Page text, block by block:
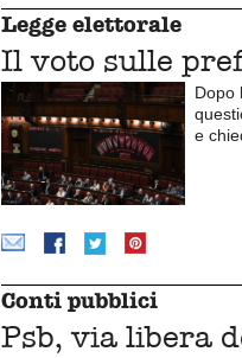
Legge elettorale
Il voto sulle
Dopo
e
Conti pubblici
Psb, via libera